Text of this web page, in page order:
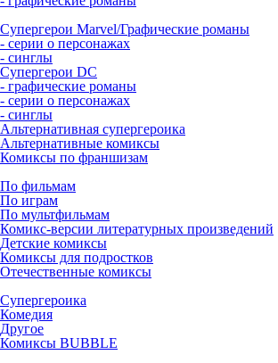
Супергерои Marvel/Графические романы
- серии о персонажах
- синглы
Супергерои DC
- графические романы
- серии о персонажах
- синглы
Альтернативная супергероика
Альтернативные комиксы
Комиксы по франшизам
По фильмам
По играм
По мультфильмам
Комикс-версии литературных произведений
Детские комиксы
Комиксы для подростков
Отечественные комиксы
Супергероика
Комедия
Другое
Комиксы BUBBLE